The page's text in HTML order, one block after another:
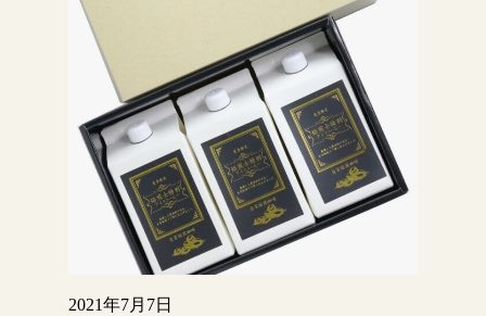
2021年7月7日